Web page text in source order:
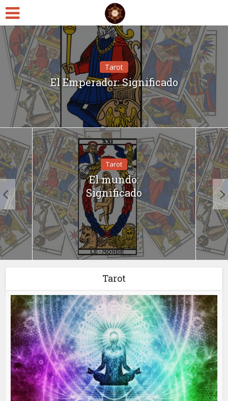
Clarividencia
Serenidad
Tarot
El Emperador: Significado
Tarot
El mundo:
Significado
Tarot